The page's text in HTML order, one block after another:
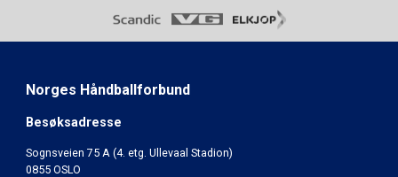
Norges Håndballforbund
Besøksadresse
Sognsveien 75 A (4. etg. Ullevaal Stadion)
0855 OSLO